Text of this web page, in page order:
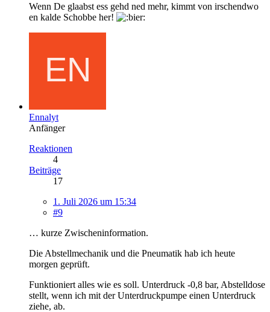
Wenn De glaabst ess gehd ned mehr, kimmt von irschendwo
en kalde Schobbe her!
Ennalyt
Anfänger
Reaktionen
4
Beiträge
17
1. Juli 2026 um 15:34
#9
… kurze Zwischeninformation.
Die Abstellmechanik und die Pneumatik hab ich heute
morgen geprüft.
Funktioniert alles wie es soll. Unterdruck -0,8 bar, Abstelldose
stellt, wenn ich mit der Unterdruckpumpe einen Unterdruck
ziehe, ab.